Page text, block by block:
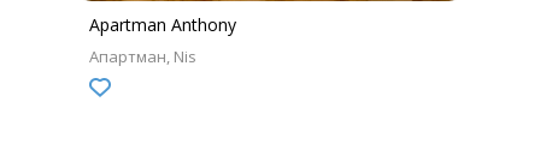
Apartman Anthony
Апартман Nis